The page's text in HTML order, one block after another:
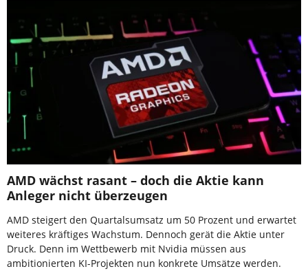
AMD wächst rasant – doch die Aktie kann
Anleger nicht überzeugen
AMD steigert den Quartalsumsatz um 50 Prozent und erwartet
weiteres kräftiges Wachstum. Dennoch gerät die Aktie unter
Druck. Denn im Wettbewerb mit Nvidia müssen aus
ambitionierten KI-Projekten nun konkrete Umsätze werden.